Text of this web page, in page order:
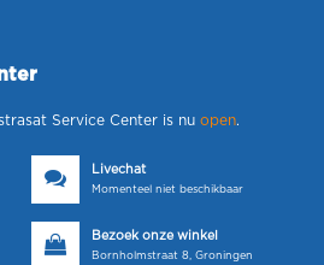
Service Center is nu open.
Livechat
Momenteel niet beschikbaar
Bezoek onze winkel
Bornholmstraat 8, Groningen